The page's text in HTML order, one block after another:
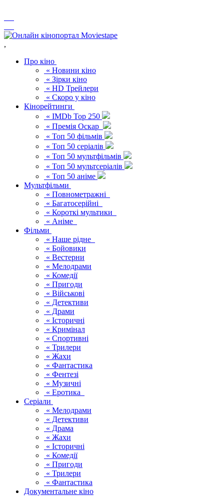
,
Про кіно
« Новини кіно
« Зірки кіно
« HD Трейлери
« Скоро у кіно
Кінорейтинги
« IMDb Top 250
« Премія Оскар
« Топ 50 фільмів
« Топ 50 серіалів
« Топ 50 мультфільмів
« Топ 50 мультсеріалів
« Топ 50 аніме
Мультфільми
« Повнометражні
« Багатосерійні
« Короткі мультики
« Аніме
Фільми
« Наше рідне
« Бойовики
« Вестерни
« Мелодрами
« Комедії
« Пригоди
« Військові
« Детективи
« Драми
« Історичні
« Кримінал
« Спортивні
« Трилери
« Жахи
« Фантастика
« Фентезі
« Музичні
« Еротика
Серіали
« Мелодрами
« Детективи
« Драма
« Жахи
« Історичні
« Комедії
« Пригоди
« Трилери
« Фантастика
Документальне кіно